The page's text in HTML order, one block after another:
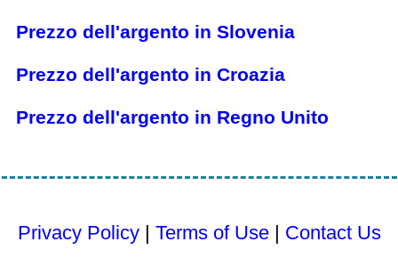
Prezzo dell'argento in Slovenia
Prezzo dell'argento in Croazia
Prezzo dell'argento in Regno Unito
Privacy Policy |Terms of Use | Contact Us